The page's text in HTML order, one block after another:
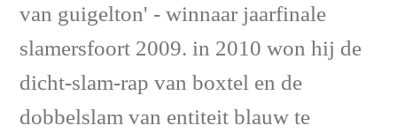
van guigelton' - winnaar jaarfinale
slamersfoort 2009. in 2010 won hij de
dicht-slam-rap van boxtel en de
dobbelslam van entiteit blauw te